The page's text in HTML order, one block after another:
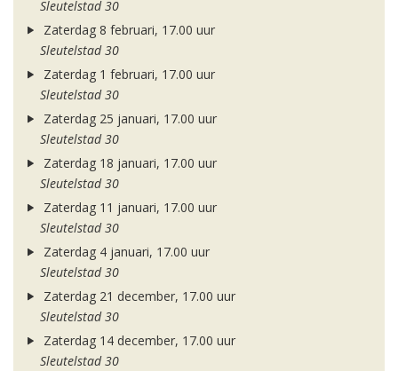
Sleutelstad 30
Zaterdag 8 februari, 17.00 uur
Sleutelstad 30
Zaterdag 1 februari, 17.00 uur
Sleutelstad 30
Zaterdag 25 januari, 17.00 uur
Sleutelstad 30
Zaterdag 18 januari, 17.00 uur
Sleutelstad 30
Zaterdag 11 januari, 17.00 uur
Sleutelstad 30
Zaterdag 4 januari, 17.00 uur
Sleutelstad 30
Zaterdag 21 december, 17.00 uur
Sleutelstad 30
Zaterdag 14 december, 17.00 uur
Sleutelstad 30